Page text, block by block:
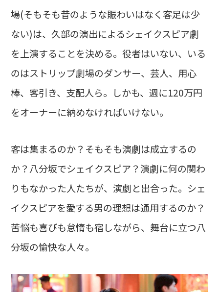
場(そもそも昔のような賑わいはなく客足は少
ない)は、久部の演出によるシェイクスピア劇
を上演することを決める。役者はいない、いる
のはストリップ劇場のダンサー、芸人、用心
棒、客引き、支配人ら。しかも、週に120万円
をオーナーに納めなければいけない。
客は集まるのか？そもそも演劇は成立するの
か？八分坂でシェイクスピア？演劇に何の関わ
りもなかった人たちが、演劇と出合った。シェ
イクスピアを愛する男の理想は通用するのか？
苦悩も喜びも怠惰も宿しながら、舞台に立つ八
分坂の愉快な人々。